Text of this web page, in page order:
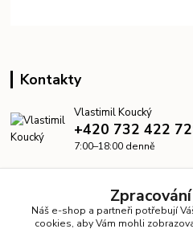
Kontakty
Vlastimil Koucký
+420 732 422
7:00–18:00 denně
Náš e-shop a partneři potřebují
cookies, aby Vám mohli